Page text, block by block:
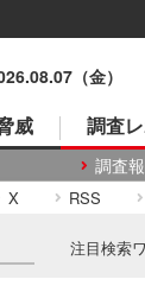
（金）
威 調査
調査
X RSS
注目検索